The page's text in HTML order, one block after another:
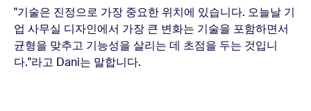
"기술은 진정으로 가장 중요한 위치에 있습니다. 오늘날 기
업 사무실 디자인에서 가장 큰 변화는 기술을 포함하면서
균형을 맞추고 기능성을 살리는 데 초점을 두는 것입니
다."라고 Dani는 말합니다.